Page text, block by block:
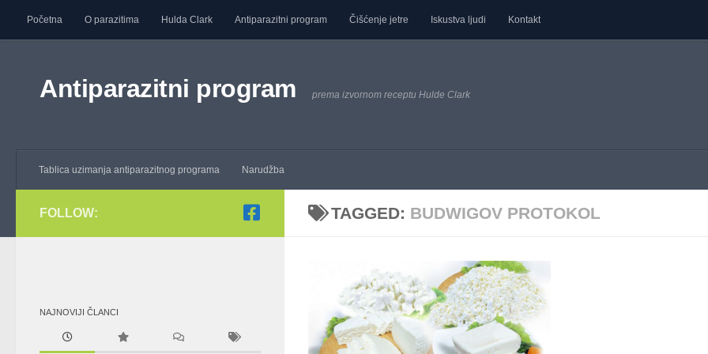
Skip to content
Početna O parazitima Hulda Clark Antiparazitni program Čišćenje jetre Iskustva ljudi Kontakt
Antiparazitni program prema izvornom receptu Hulde Clark
Tablica uzimanja antiparazitnog programa Narudžba
TAGGED: BUDWIGOV PROTOKOL
FOLLOW:
NAJNOVIJI ČLANCI